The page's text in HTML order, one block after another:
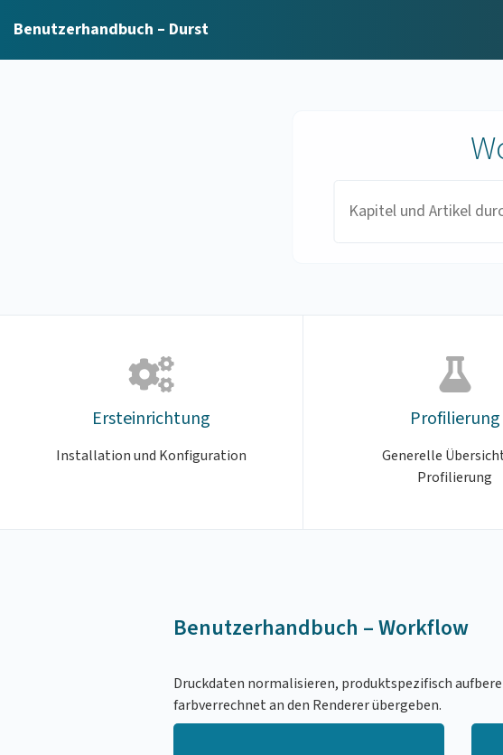
Benutzerhandbuch – Durst
Ersteinrichtung
Installation und Konfiguration
Profilierung
Generelle
Profilierung
Benutzerhandbuch – Workflow
Druckdaten normalisieren, produktspezifisch
farbverrechnet an den Renderer übergeben.